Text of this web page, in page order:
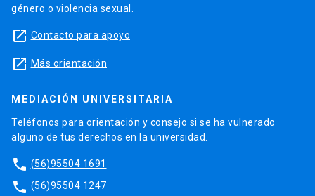
género o violencia sexual.
launch Contacto para apoyo
launch Más orientación
MEDIACIÓN UNIVERSITARIA
Teléfonos para orientación y consejo si se ha vulnerado
alguno de tus derechos en la universidad.
phone (56)95504 1691
phone (56)95504 1247